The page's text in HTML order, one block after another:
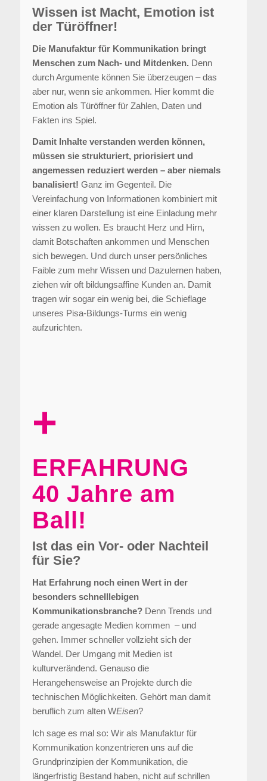
Wissen ist Macht, Emotion ist
der Türöffner!
Die Manufaktur für Kommunikation bringt
Menschen zum Nach- und Mitdenken. Denn
durch Argumente können Sie überzeugen – das
aber nur, wenn sie ankommen. Hier kommt die
Emotion als Türöffner für Zahlen, Daten und
Fakten ins Spiel.
Damit Inhalte verstanden werden können,
müssen sie strukturiert, priorisiert und
angemessen reduziert werden – aber niemals
banalisiert! Ganz im Gegenteil. Die
Vereinfachung von Informationen kombiniert mit
einer klaren Darstellung ist eine Einladung mehr
wissen zu wollen. Es braucht Herz und Hirn,
damit Botschaften ankommen und Menschen
sich bewegen. Und durch unser persönliches
Faible zum mehr Wissen und Dazulernen haben,
ziehen wir oft bildungsaffine Kunden an. Damit
tragen wir sogar ein wenig bei, die Schieflage
unseres Pisa-Bildungs-Turms ein wenig
aufzurichten.
+
ERFAHRUNG
40 Jahre am
Ball!
Ist das ein Vor- oder Nachteil
für Sie?
Hat Erfahrung noch einen Wert in der
besonders schnelllebigen
Kommunikationsbranche? Denn Trends und
gerade angesagte Medien kommen – und
gehen. Immer schneller vollzieht sich der
Wandel. Der Umgang mit Medien ist
kulturverändend. Genauso die
Herangehensweise an Projekte durch die
technischen Möglichkeiten. Gehört man damit
beruflich zum alten WEisen?
Ich sage es mal so: Wir als Manufaktur für
Kommunikation konzentrieren uns auf die
Grundprinzipien der Kommunikation, die
längerfristig Bestand haben, nicht auf schrillen